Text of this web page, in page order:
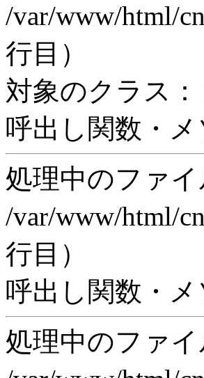
/var/www/html/
行目）
対象のクラス：
呼出し関数・メ
処理中のファイ
/var/www/html/
行目）
呼出し関数・メ
処理中のファイ